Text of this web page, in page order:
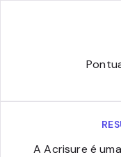
A Acrisure é